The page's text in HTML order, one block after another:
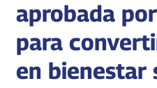
aprobada
para
en bienestar